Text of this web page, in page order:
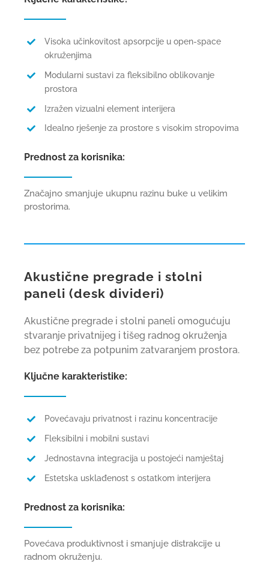
Visoka učinkovitost apsorpcije u open-space
okruženjima
Modularni sustavi za fleksibilno oblikovanje
prostora
Izražen vizualni element interijera
Idealno rješenje za prostore s visokim stropovima
Prednost za korisnika:
Značajno smanjuje ukupnu razinu buke u velikim
prostorima.
Akustične pregrade i stolni
paneli (desk divideri)
Akustične pregrade i stolni paneli omogućuju
stvaranje privatnijeg i tišeg radnog okruženja
bez potrebe za potpunim zatvaranjem prostora.
Ključne karakteristike:
Povećavaju privatnost i razinu koncentracije
Fleksibilni i mobilni sustavi
Jednostavna integracija u postojeći namještaj
Estetska usklađenost s ostatkom interijera
Prednost za korisnika:
Povećava produktivnost i smanjuje distrakcije u
radnom okruženju.